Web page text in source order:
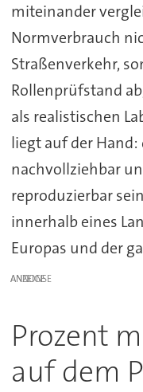
miteinander
Normverbrauch
Straßenverkehr,
Rollenprüfstand
als realistischen
liegt auf der
nachvollziehbar
reproduzierbar
innerhalb eines
Europas und der
ANZEIGE
Prozent
auf dem